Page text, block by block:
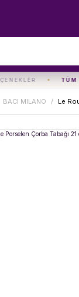
TÜM
BACI MILANO Le